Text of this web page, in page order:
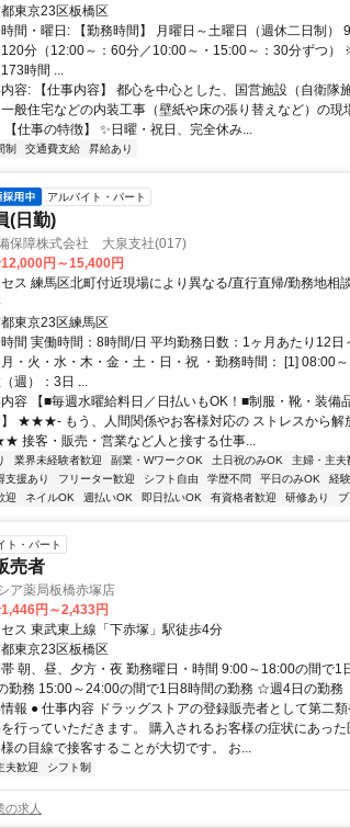
東京23区板橋区
間・曜日: 【勤務時間】 月曜日～土曜日（週休二日制
分（12:00～：60分／10:00～・15:00～：30分ずつ）
時間 ...
容: 【仕事内容】 都心を中心とした、国営施設（自衛隊
般住宅などの内装工事（壁紙や床の張り替えなど）の現
【仕事の特徴】 ✨日曜・祝日、完全休み...
制 交通費支給 昇給あり
アルバイト・パート
(日勤)
保障株式会社 大泉支社(017)
12,000円～15,400円
ス 練馬区北町付近現場により異なる/直行直帰/勤務地相
東京23区練馬区
間 実働時間：8時間/日 平均勤務日数：1ヶ月あたり12日
月・火・水・木・金・土・日・祝 ・勤務時間： [1] 08:00
週）：3日 ...
容 【■毎週水曜給料日／日払いもOK！■制服・靴・装備
★★★- もう、人間関係やお客様対応の ストレスから解
接客・販売・営業など人と接する仕事...
業界未経験者歓迎 副業・WワークOK 土日祝のみOK 主婦・主夫
支援あり
フリーター歓迎 シフト自由 学歴不問 平日のみOK 経
迎
ネイルOK 週払いOK 即日払いOK 有資格者歓迎 研修あり
ト・パート
売者
ア薬局板橋赤塚店
円～2,433円
ス 東武東上線「下赤塚」駅徒歩4分
東京23区板橋区
朝、昼、夕方・夜 勤務曜日・時間 9:00～18:00の間で
勤務 15:00～24:00の間で1日8時間の勤務 ☆週4日の勤務
報 ● 仕事内容 ドラッグストアの登録販売者として第二
行っていただきます。 購入されるお客様の症状にあっ
の目線で接客することが大切です。 お...
夫歓迎 シフト制
の求人